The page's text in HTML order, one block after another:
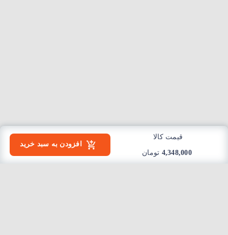
قیمت کالا
4,348,000 تومان
افزودن به سبد خرید